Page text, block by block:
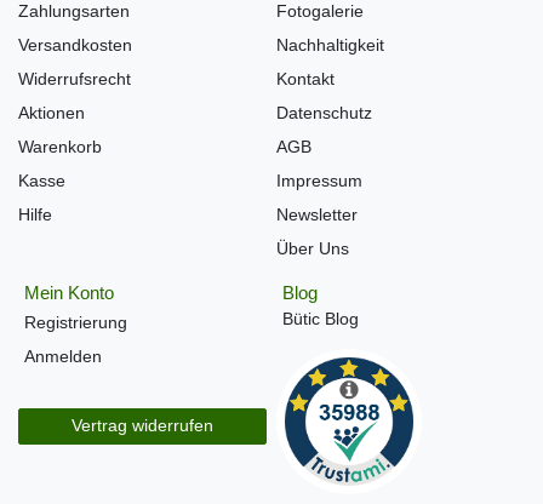
Zahlungsarten
Versandkosten
Widerrufsrecht
Aktionen
Warenkorb
Kasse
Hilfe
Fotogalerie
Nachhaltigkeit
Kontakt
Datenschutz
AGB
Impressum
Newsletter
Über Uns
Mein Konto
Registrierung
Anmelden
Vertrag widerrufen
Blog
Bütic Blog